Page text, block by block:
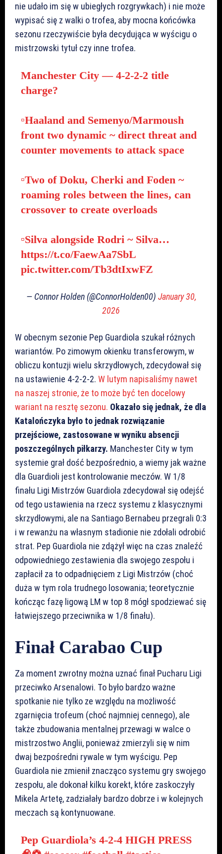
nie udało im się w ubiegłych rozgrywkach) i nie może
wypisać się z walki o trofea, aby mocna końcówka
sezonu rzeczywiście była decydująca w wyścigu o
mistrzowski tytuł czy inne trofea.
Manchester City — 4-2-2-2 title
charge?
▫️Haaland and Semenyo/Marmoush
front two dynamic ~ direct threat and
counter movements to attack space
▫️Two of Doku, Cherki and Foden ~
roaming roles between the lines, can
crossover to create overloads
▫️Silva alongside Rodri ~ Silva…
https://t.co/FaewAa7SbL
pic.twitter.com/Tb3dtIxwFZ
— Connor Holden (@ConnorHolden00) January 30,
2026
W obecnym sezonie Pep Guardiola szukał różnych
wariantów. Po zimowym okienku transferowym, w
obliczu kontuzji wielu skrzydłowych, zdecydował się
na ustawienie 4-2-2-2. W lutym napisaliśmy nawet
na naszej stronie, że to może być ten docelowy
wariant na resztę sezonu. Okazało się jednak, że dla
Katalończyka było to jednak rozwiązanie
przejściowe, zastosowane w wyniku absencji
poszczególnych piłkarzy. Manchester City w tym
systemie grał dość bezpośrednio, a wiemy jak ważne
dla Guardioli jest kontrolowanie meczów. W 1/8
finału Ligi Mistrzów Guardiola zdecydował się odejść
od tego ustawienia na rzecz systemu z klasycznymi
skrzydłowymi, ale na Santiago Bernabeu przegrali 0:3
i w rewanżu na własnym stadionie nie zdołali odrobić
strat. Pep Guardiola nie zdążył więc na czas znaleźć
odpowiedniego zestawienia dla swojego zespołu i
zapłacił za to odpadnięciem z Ligi Mistrzów (choć
duża w tym rola trudnego losowania; teoretycznie
kończąc fazę ligową LM w top 8 mógł spodziewać się
łatwiejszego przeciwnika w 1/8 finału).
Finał Carabao Cup
Za moment zwrotny można uznać finał Pucharu Ligi
przeciwko Arsenalowi. To było bardzo ważne
spotkanie nie tylko ze względu na możliwość
zgarnięcia trofeum (choć najmniej cennego), ale
także zbudowania mentalnej przewagi w walce o
mistrzostwo Anglii, ponieważ zmierzyli się w nim
dwaj bezpośredni rywale w tym wyścigu. Pep
Guardiola nie zmienił znacząco systemu gry swojego
zespołu, ale dokonał kilku korekt, które zaskoczyły
Mikela Artetę, zadziałały bardzo dobrze i w kolejnych
meczach są kontynuowane.
Pep Guardiola’s 4-2-4 HIGH PRESS